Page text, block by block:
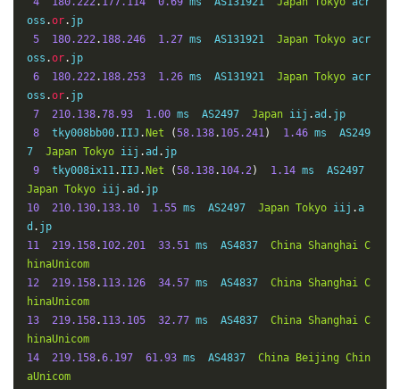
angzhou
ChinaTelecom
oss .or. jp
5
180.222. 188.246 1.27 ms  AS131921 Japan Tokyo acr
oss .or. jp
6
180.222. 188.253 1.26 ms  AS131921 Japan Tokyo acr
oss .or. jp
7
210.138.78.93 1.00 ms  AS2497 Japan iij .ad . jp
8
  tky008bb00
. IIJ . Net (58.138. 105.241) 1.46 ms  AS249
7 Japan Tokyo iij .ad . jp
9
  tky008ix11
. IIJ . Net (58.138. 104.2) 1.14
Japan Tokyo iij .ad .
10
210.130. 133.10 1.55 ms  AS2497 Japan Tokyo iij .a
d .
11
219.158. 102.201 33.51 ms  AS4837 China Shanghai C
hinaUnicom
12
219.158. 113.126 34.57 ms  AS4837 China Shanghai C
hinaUnicom
13
219.158. 113.105 32.77 ms  AS4837 China Shanghai C
hinaUnicom
14
219.158.6.197 61.93 ms  AS4837 China Beijing Chin
aUnicom